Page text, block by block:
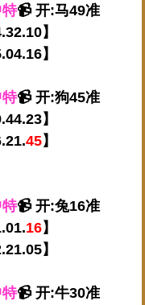
📹 开:马49准
】
】
📹 开:狗45准
】
45】
📹 开:兔16准
16】
】
📹 开:牛30准